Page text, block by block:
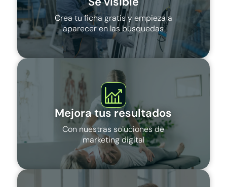
Crea tu ficha gratis y empieza a
aparecer en las búsquedas
Mejora tus resultados
Con nuestras soluciones de
marketing digital